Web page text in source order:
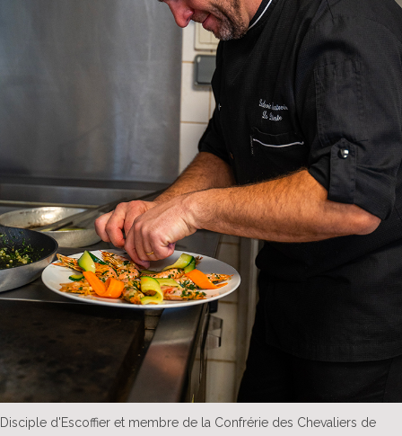
Disciple d'Escoffier et membre de la Confrérie des Chevaliers de